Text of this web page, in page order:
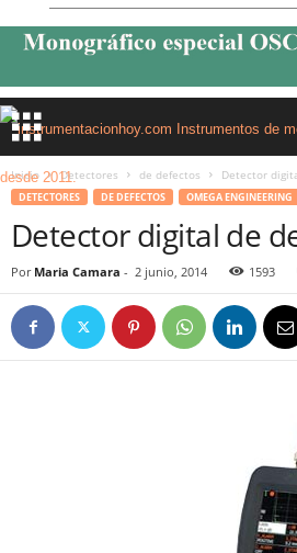
Inicio Detectores de defectos Detector
DETECTORES DE DEFECTOS OMEGA ENGINEERING
Detector digital de
Por Maria Camara - 2 junio, 2014 1593